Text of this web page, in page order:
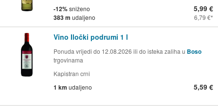
-12%sniženo
383 m udaljeno
5,99 €
6,79 €
Vino Iločki podrumi 1 l
Ponuda vrijedi do 12.08.2026 ili do isteka zaliha u Boso
trgovinama
Kapistran crni
1 km udaljeno 5,59 €